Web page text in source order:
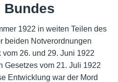
Bundes
1922 in weiten Teilen des
beiden Notverordnungen
26. und 29. Juni 1922
Gesetzes vom 21. Juli 1922
Entwicklung war der Mord